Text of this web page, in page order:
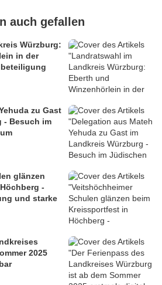
auch gefallen
Würzburg:
in der
zu Gast
glänzen
-
und starke
2025